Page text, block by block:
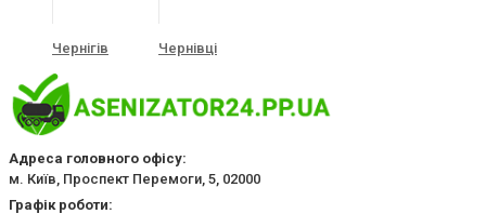
Чернігів Чернівці
Адреса головного офісу:
м. Київ, Проспект Перемоги, 5, 02000
Графік роботи: